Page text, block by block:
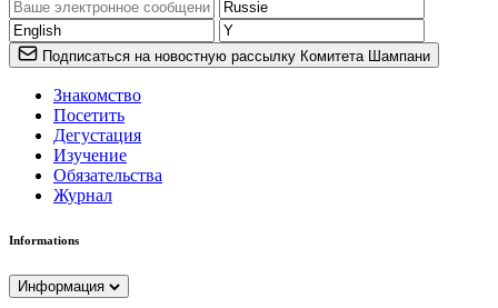
Подписаться на новостную рассылку Комитета Шампани
Знакомство
Посетить
Дегустация
Изучение
Обязательства
Журнал
Informations
Информация